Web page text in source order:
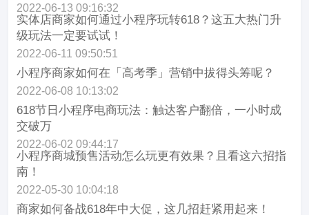
2022-06-13 09:16:32
实体店商家如何通过小程序玩转618？这五大热门升
级玩法一定要试试！
2022-06-11 09:50:51
小程序商家如何在「高考季」营销中拔得头筹呢？
2022-06-08 10:13:02
618节日小程序电商玩法：触达客户翻倍，一小时成
交破万
2022-06-02 09:44:17
小程序商城预售活动怎么玩更有效果？且看这六招指
南！
2022-05-30 10:04:18
商家如何备战618年中大促，这几招赶紧用起来！